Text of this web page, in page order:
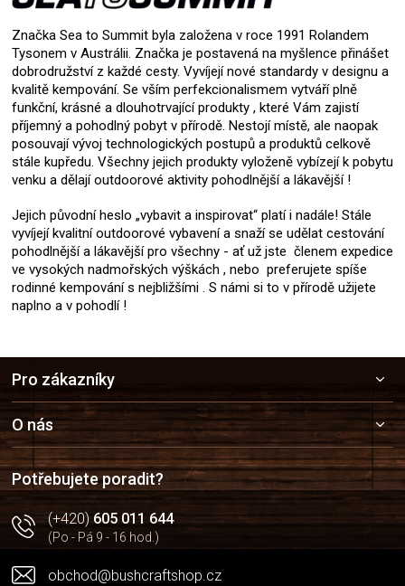
Značka Sea to Summit byla založena v roce 1991 Rolandem
Tysonem v Austrálii. Značka je postavená na myšlence přinášet
dobrodružství z každé cesty. Vyvíjejí nové standardy v designu a
kvalitě kempování. Se vším perfekcionalismem vytváří plně
funkční, krásné a dlouhotrvající produkty , které Vám zajistí
příjemný a pohodlný pobyt v přírodě. Nestojí místě, ale naopak
posouvají vývoj technologických postupů a produktů celkově
stále kupředu. Všechny jejich produkty vyloženě vybízejí k pobytu
venku a dělají outdoorové aktivity pohodlnější a lákavější !
Jejich původní heslo „vybavit a inspirovat“ platí i nadále! Stále
vyvíjejí kvalitní outdoorové vybavení a snaží se udělat cestování
pohodlnější a lákavější pro všechny - ať už jste členem expedice
ve vysokých nadmořských výškách , nebo preferujete spíše
rodinné kempování s nejbližšími . S námi si to v přírodě užijete
naplno a v pohodlí !
a
t
í
Pro zákazníky
O nás
Potřebujete poradit?
(+420)605 011 644
(Po - Pá 9 - 16 hod.)
obchod@bushcraftshop.cz